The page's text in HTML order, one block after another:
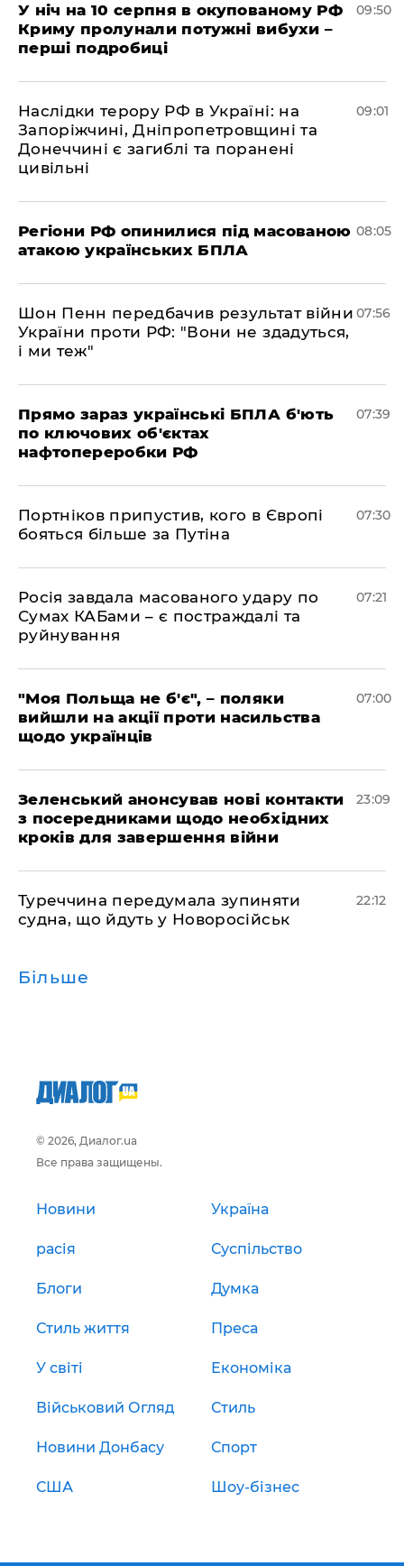
У ніч на 10 серпня в окупованому РФ
Криму пролунали потужні вибухи –
перші подробиці
09:50
Наслідки терору РФ в Україні: на
Запоріжчині, Дніпропетровщині та
Донеччині є загиблі та поранені
цивільні
09:01
Регіони РФ опинилися під масованою
атакою українських БПЛА
08:05
Шон Пенн передбачив результат війни
України проти РФ: "Вони не здадуться,
і ми теж"
07:56
Прямо зараз українські БПЛА б'ють
по ключових об'єктах
нафтопереробки РФ
07:39
Портніков припустив, кого в Європі
бояться більше за Путіна
07:30
Росія завдала масованого удару по
Сумах КАБами – є постраждалі та
руйнування
07:21
"Моя Польща не б'є", – поляки
вийшли на акції проти насильства
щодо українців
07:00
Зеленський анонсував нові контакти
з посередниками щодо необхідних
кроків для завершення війни
23:09
Туреччина передумала зупиняти
судна, що йдуть у Новоросійськ
22:12
Більше
© 2026, Диалог.ua
Все права защищены.
Новини Україна
расія Суспільство
Блоги Думка
Стиль життя Преса
У світі Економіка
Військовий Огляд Стиль
Новини Донбасу Спорт
США Шоу-бізнес